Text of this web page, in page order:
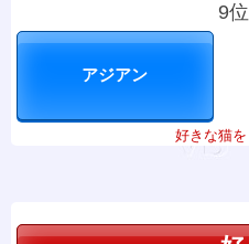
9
好きな猫を